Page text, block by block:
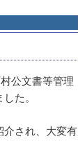
公文書等管理
た。
され、大変有